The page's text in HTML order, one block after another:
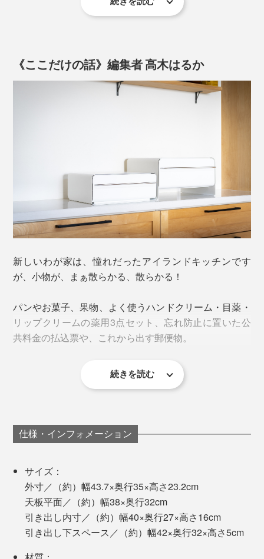
な、よく使うものを、まとめて整理できます。
引き出しの底には、シリコーンゴム製の滑り止めシートつき
引き出しの下の空間（(約)幅42×奥行32×高さ5cm）も、
収納スペースとして使えて重宝。ラップケースやトレ
便利です。
チンタイマーも設置できて便利です。
機能も、デザインも、こだわり抜いただけあって、使う
ほどに、よさがわかる『UtaU』。
ゴチャゴチャしがちなキッチン、ワークスペース、玄関
活をはじめましょう。
《ここだけの話》編集者 高木はるか
新しいわが家は、憧れだったアイランドキッチンです
が、小物が、まぁ散らかる、散らかる！
パンやお菓子、果物、よく使うハンドクリーム・目薬・
リップクリームの薬用3点セット、忘れ防止に置いた公
共料金の払込票や、これから出す郵便物。
カウンター収納に入れるには、こまごまし過ぎていた
い。
続きを読む
仕様・インフォメーション
サイズ：
外寸／（約）幅43.7×奥行35×高さ23.2cm
天板平面／（約）幅38×奥行32cm
引き出し内寸／（約）幅40×奥行27×高さ16cm
引き出し下スペース／（約）幅42×奥行32×高さ5cm